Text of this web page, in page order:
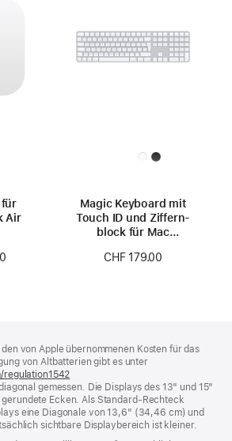
für
Air
Magic Keyboard mit
Touch ID und Ziffern­
block für Mac
Apple Chip (USB‑C)
CHF 179.00
von Apple übernommenen Kosten für das
von Altbatterien gibt es unter
regulation1542
ein
neues
Fenster)
gemessen. Die Displays des 13" und 15"
Ecken. Als Standard-Rechteck
eine Diagonale von 13,6" (34,46 cm) und
sichtbare Displaybereich ist kleiner.